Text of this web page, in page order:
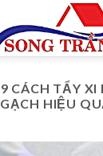
9 CÁCH TẨY XI
GẠCH HIỆU